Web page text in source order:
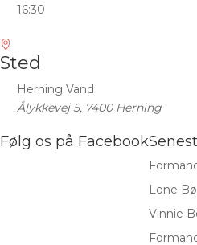
16:30
Sted
Herning Vand
Ålykkevej 5, 7400 Herning
Følg os på Facebook
Lone
Vinnie